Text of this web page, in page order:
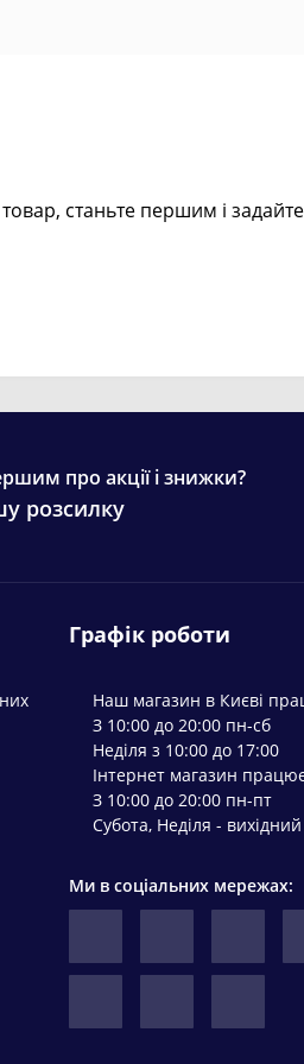
станьте першим і
про акції і знижки?
розсилку
Графік роботи
Наш магазин в Києві
З 10:00 до 20:00 пн-сб
Неділя з 10:00 до 17:00
Інтернет магазин
З 10:00 до 20:00 пн-пт
Субота, Неділя - вихідний
Ми в соціальних мережах: